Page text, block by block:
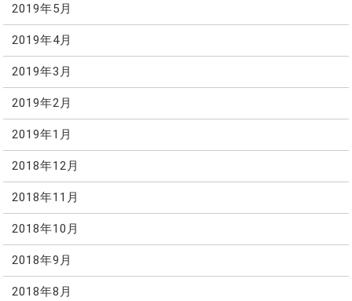
2019年5月
2019年4月
2019年3月
2019年2月
2019年1月
2018年12月
2018年11月
2018年10月
2018年9月
2018年8月